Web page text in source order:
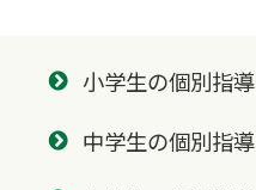
小学生の個別指導
中学生の個別指導